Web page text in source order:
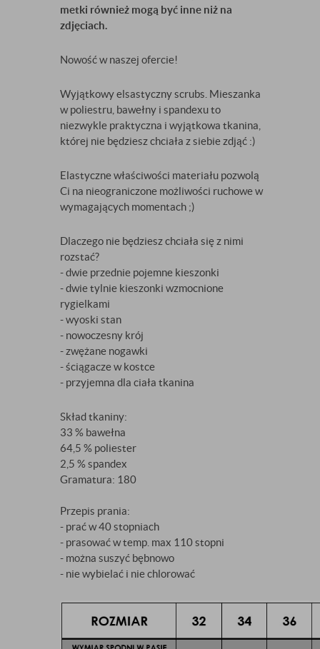
metki również mogą być inne niż na
zdjęciach.
Nowość w naszej ofercie!
Wyjątkowy elsastyczny scrubs. Mieszanka
w poliestru, bawełny i spandexu to
niezwykle praktyczna i wyjątkowa tkanina,
której nie będziesz chciała z siebie zdjąć :)
Elastyczne właściwości materiału pozwolą
Ci na nieograniczone możliwości ruchowe w
wymagających momentach ;)
Dlaczego nie będziesz chciała się z nimi
rozstać?
- dwie przednie pojemne kieszonki
- dwie tylnie kieszonki wzmocnione
rygielkami
- wyoski stan
- nowoczesny krój
- zwężane nogawki
- ściągacze w kostce
- przyjemna dla ciała tkanina
Skład tkaniny:
33 % bawełna
64,5 % poliester
2,5 % spandex
Gramatura: 180
Przepis prania:
- prać w 40 stopniach
- prasować w temp. max 110 stopni
- można suszyć bębnowo
- nie wybielać i nie chlorować